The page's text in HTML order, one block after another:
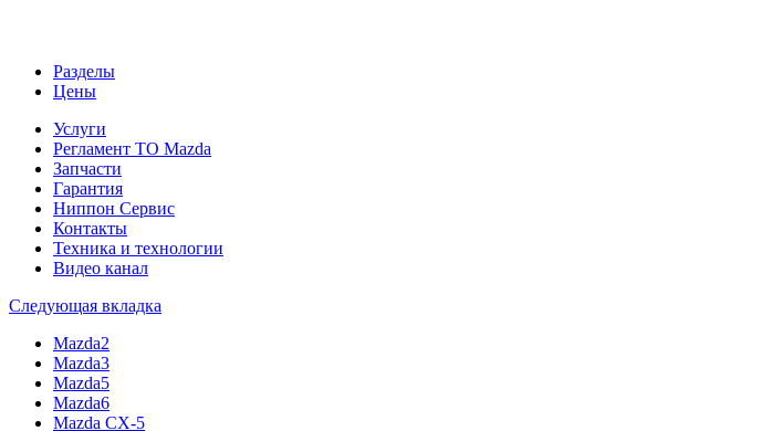
Разделы
Цены
Услуги
Регламент ТО Mazda
Запчасти
Гарантия
Ниппон Сервис
Контакты
Техника и технологии
Видео канал
Следующая вкладка
Mazda2
Mazda3
Mazda5
Mazda6
Mazda CX-5